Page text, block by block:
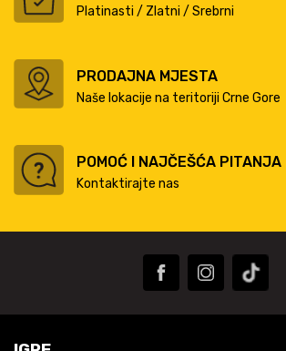
Platinasti / Zlatni / Srebrni
PRODAJNA MJESTA
Naše lokacije na teritoriji Crne Gore
POMOĆ I NAJČEŠĆA PITANJA
Kontaktirajte nas